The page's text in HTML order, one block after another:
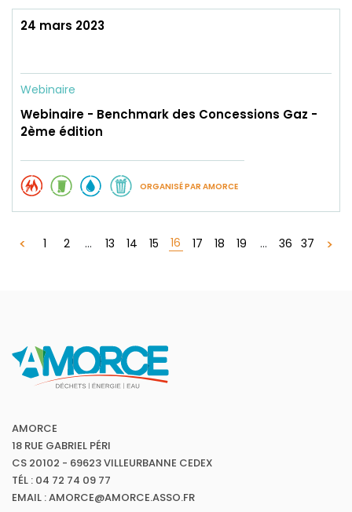
24 mars 2023
Webinaire
Webinaire - Benchmark des Concessions Gaz -
2ème édition
ORGANISÉ PAR AMORCE
1 2 ... 13 14 15 16 17 18 19 ... 36 37
AMORCE
18 RUE GABRIEL PÉRI
CS 20102 - 69623 VILLEURBANNE CEDEX
TÉL : 04 72 74 09 77
EMAIL : AMORCE@AMORCE.ASSO.FR